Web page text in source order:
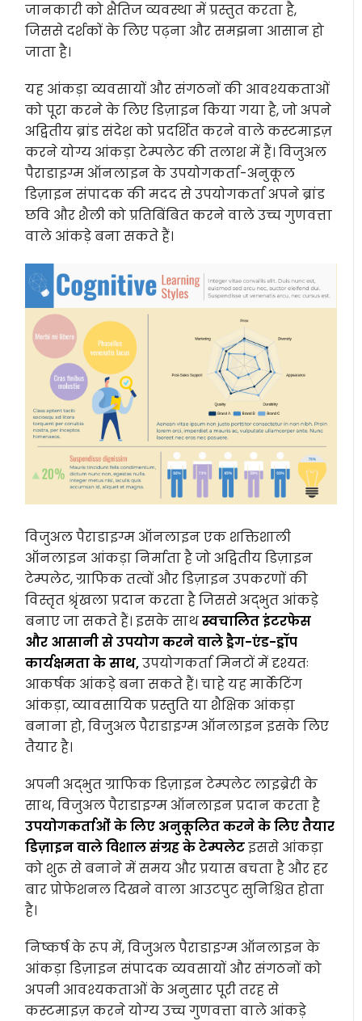
जानकारी को क्षैतिज व्यवस्था में प्रस्तुत करता है,
जिससे दर्शकों के लिए पढ़ना और समझना आसान हो
जाता है।
यह आंकड़ा व्यवसायों और संगठनों की आवश्यकताओं
को पूरा करने के लिए डिज़ाइन किया गया है, जो अपने
अद्वितीय ब्रांड संदेश को प्रदर्शित करने वाले कस्टमाइज़
करने योग्य आंकड़ा टेम्पलेट की तलाश में हैं। विजुअल
पैराडाइग्म ऑनलाइन के उपयोगकर्ता-अनुकूल
डिज़ाइन संपादक की मदद से उपयोगकर्ता अपने ब्रांड
छवि और शैली को प्रतिबिंबित करने वाले उच्च गुणवत्ता
वाले आंकड़े बना सकते हैं।
विजुअल पैराडाइग्म ऑनलाइन एक शक्तिशाली
ऑनलाइन आंकड़ा निर्माता है जो अद्वितीय डिज़ाइन
टेम्पलेट, ग्राफिक तत्वों और डिज़ाइन उपकरणों की
विस्तृत श्रृंखला प्रदान करता है जिससे अद्भुत आंकड़े
बनाए जा सकते हैं। इसके साथस्वचालित इंटरफेस
और आसानी से उपयोग करने वाले ड्रैग-एंड-ड्रॉप
कार्यक्षमता के साथ,उपयोगकर्ता मिनटों में दृश्यतः
आकर्षक आंकड़े बना सकते हैं। चाहे यह मार्केटिंग
आंकड़ा, व्यावसायिक प्रस्तुति या शैक्षिक आंकड़ा
बनाना हो, विजुअल पैराडाइग्म ऑनलाइन इसके लिए
तैयार है।
अपनी अद्भुत ग्राफिक डिज़ाइन टेम्पलेट लाइब्रेरी के
साथ, विजुअल पैराडाइग्म ऑनलाइन प्रदान करता है
उपयोगकर्ताओं के लिए अनुकूलित करने के लिए तैयार
डिज़ाइन वाले विशाल संग्रह के टेम्पलेटइससे आंकड़ा
को शुरू से बनाने में समय और प्रयास बचता है और हर
बार प्रोफेशनल दिखने वाला आउटपुट सुनिश्चित होता
है।
निष्कर्ष के रूप में, विजुअल पैराडाइग्म ऑनलाइन के
आंकड़ा डिज़ाइन संपादक व्यवसायों और संगठनों को
अपनी आवश्यकताओं के अनुसार पूरी तरह से
कस्टमाइज़ करने योग्य उच्च गुणवत्ता वाले आंकड़े